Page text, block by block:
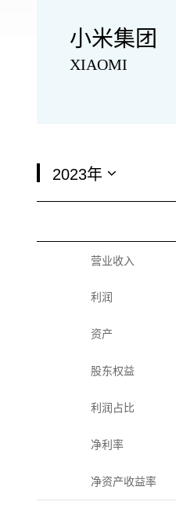
小米集团
XIAOMI
营业收入
利润
资产
股东权益
利润占比
净利率
净资产收益率